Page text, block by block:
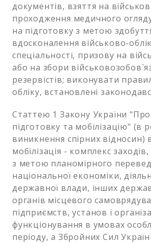
документів, взяття на
проходження медичного
на підготовку з метою
вдосконалення військово-
спеціальності, призову на
або на збори
резервістів; виконувати
обліку, встановлені
Статтею 1 Закону України "Про
підготовку та мобілізацію" (в
виникнення спірних
мобілізація - комплекс
з метою планомірного
національної економіки,
державної влади, інших
органів місцевого
підприємств, установ і
функціонування в умовах
періоду, а Збройних Сил